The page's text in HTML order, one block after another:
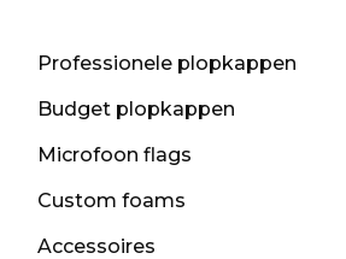
Professionele plopkappen
Budget plopkappen
Microfoon flags
Custom foams
Accessoires